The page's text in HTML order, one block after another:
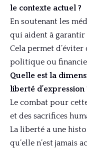
le contexte actuel ?
En soutenant les
qui aident à garantir
Cela permet
politique ou
Quelle est la
liberté d’expression
Le combat pour
et des sacrifices
La liberté a une
qu’elle n’est jamais